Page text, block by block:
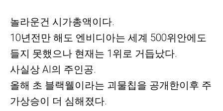
놀라운건 시가총액이다.
10년전만 해도 엔비디아는 세계 500위안에도
들지 못했으나 현재는 1위로 거듭났다.
사실상 AI의 주인공.
올해 초 블랙웰이라는 괴물칩을 공개한이후 주
가상승이 더 심해졌다.